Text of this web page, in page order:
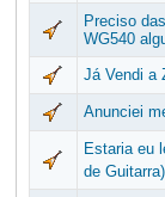
Preciso
WG540
Já Vendi a
Anunciei
Estaria eu
de Guitarra)